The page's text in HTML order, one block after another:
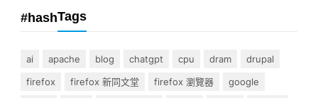
#hashTags
ai apache blog chatgpt cpu dram
drupal
firefox
firefox 新同文堂 firefox 瀏覽器
google